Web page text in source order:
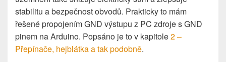
stabilitu a bezpečnost obvodů. Prakticky to mám
řešené propojením GND výstupu z PC zdroje s GND
pinem na Arduino. Popsáno je to v kapitole2 –
Přepínače, hejblátka a tak podobně.